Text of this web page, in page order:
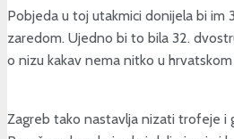
Pobjeda u toj utakmici donijela bi im
zaredom. Ujedno bi to bila 32.
o nizu kakav nema nitko u
Zagreb tako nastavlja nizati trofeje i